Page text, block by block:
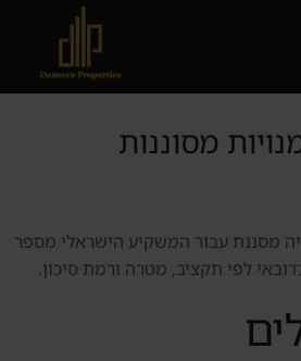
הזדמנויות מסוננות
מסננת עבור המשקיע הישראלי מספר
לפי תקציב, מטרה ורמת סיכון.